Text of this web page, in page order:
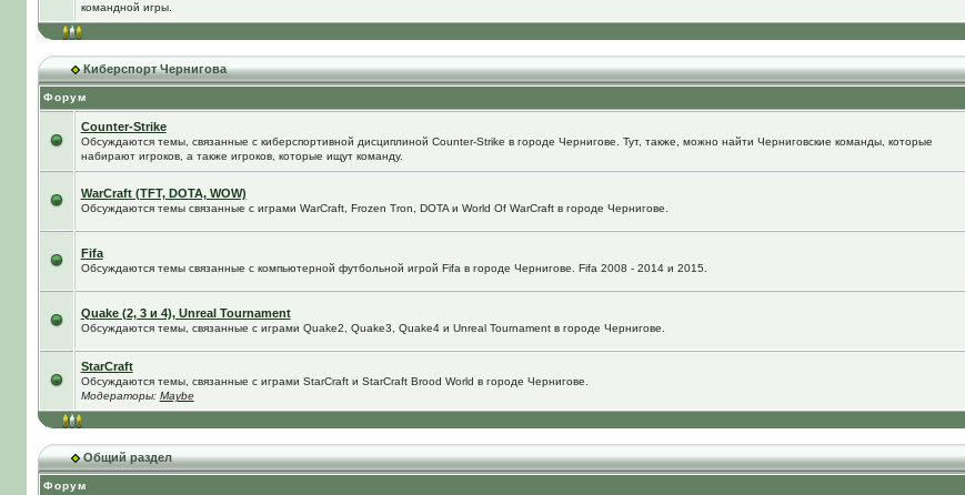
командной игры.
Киберспорт Чернигова
Форум
Counter-Strike
Обсуждаются темы, связанные с киберспортивной дисциплиной Counter-Strike в городе Чернигове. Тут, также, можно найти Черниговские команды, которые
набирают игроков, а также игроков, которые ищут команду.
WarCraft (TFT, DOTA, WOW)
Обсуждаются темы связанные с играми WarCraft, Frozen Tron, DOTA и World Of WarCraft в городе Чернигове.
Fifa
Обсуждаются темы связанные с компьютерной футбольной игрой Fifa в городе Чернигове. Fifa 2008 - 2014 и 2015.
Quake (2, 3 и 4), Unreal Tournament
Обсуждаются темы, связанные с играми Quake2, Quake3, Quake4 и Unreal Tournament в городе Чернигове.
StarCraft
Обсуждаются темы, связанные с играми StarCraft и StarCraft Brood World в городе Чернигове.
Модераторы: Maybe
Общий раздел
Форум